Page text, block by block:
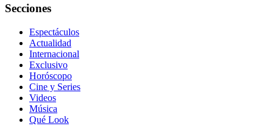
Secciones
Espectáculos
Actualidad
Internacional
Exclusivo
Horóscopo
Cine y Series
Videos
Música
Qué Look